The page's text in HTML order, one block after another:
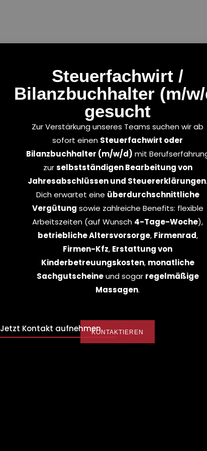
Jetzt Kontakt aufnehmen
Die persönliche Beratung unserer Mandanten liegt
Steuerfachwirt /
Bilanzbuchhalter (m/
gesucht
Zur Verstärkung unseres Teams suchen wir ab
sofort einen Steuerfachwirt oder
Bilanzbuchhalter (m/w/d) mit
zurselbstständigen Bearbeitung von
Jahresabschlüssen und Steuererklärungen.
Dich erwartet eine überdurchschnittliche
Vergütung sowie zahlreiche Benefits: flexible
Arbeitszeiten (auf Wunsch 4-Tage-Woche),
betriebliche Altersvorsorge, Firmenrad,
Firmen-Kfz, Erstattung von
Kinderbetreuungskosten, monatliche
Sachgutscheineund sogar regelmäßige
Massagen.
KONTAKTIEREN